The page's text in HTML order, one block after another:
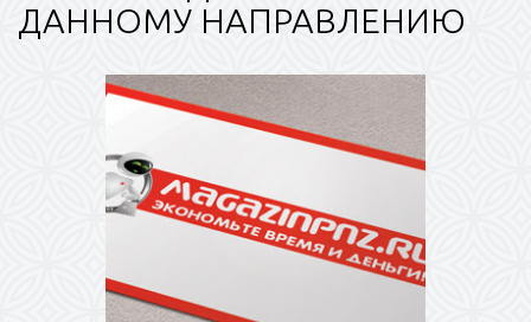
ДАННОМУ НАПРАВЛЕНИЮ